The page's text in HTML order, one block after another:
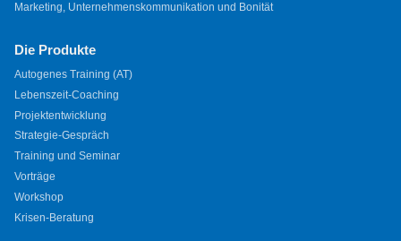
Marketing, Unternehmenskommunikation und Bonität
Die Produkte
Autogenes Training (AT)
Lebenszeit-Coaching
Projektentwicklung
Strategie-Gespräch
Training und Seminar
Vorträge
Workshop
Krisen-Beratung